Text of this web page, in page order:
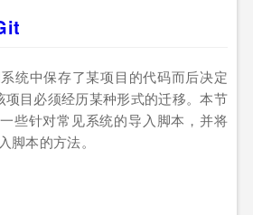
统中保存了某项目的代码而后决定
目必须经历某种形式的迁移。本节
些针对常见系统的导入脚本，并将
脚本的方法。